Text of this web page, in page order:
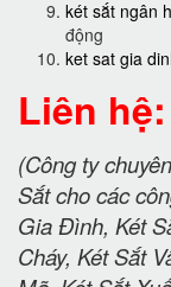
két sắt ngân
động
ket sat gia
Liên
(Công ty
Sắt cho các
Gia Đình, Két
Cháy, Két Sắt